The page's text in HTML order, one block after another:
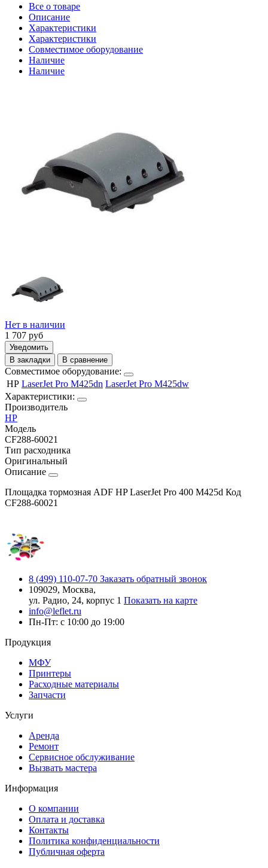
Все о товаре
Описание
Характеристики
Характеристики
Совместимое оборудование
Наличие
Наличие
Нет в наличии
1 707 руб
Уведомить
В закладки
В сравнение
Совместимое оборудование:
HP LaserJet Pro M425dn LaserJet Pro M425dw
Характеристики:
Производитель
HP
Модель
CF288-60021
Тип расходника
Оригинальный
Описание
Площадка тормозная ADF HP LaserJet Pro 400 M425d Код
CF288-60021
8 (499) 110-07-70 Заказать обратный звонок
109029, Москва,
ул. Радио, 24, корпус 1 Показать на карте
info@leflet.ru
Пн-Пт: с 10:00 до 19:00
Продукция
МФУ
Принтеры
Расходные материалы
Запчасти
Услуги
Аренда
Ремонт
Сервисное обслуживание
Вызвать мастера
Информация
О компании
Оплата и доставка
Контакты
Политика конфиденциальности
Публичная оферта